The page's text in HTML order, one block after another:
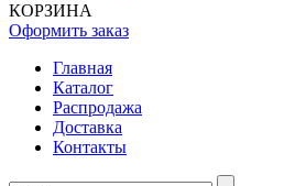
КОРЗИНА
Оформить заказ
Главная
Каталог
Распродажа
Доставка
Контакты